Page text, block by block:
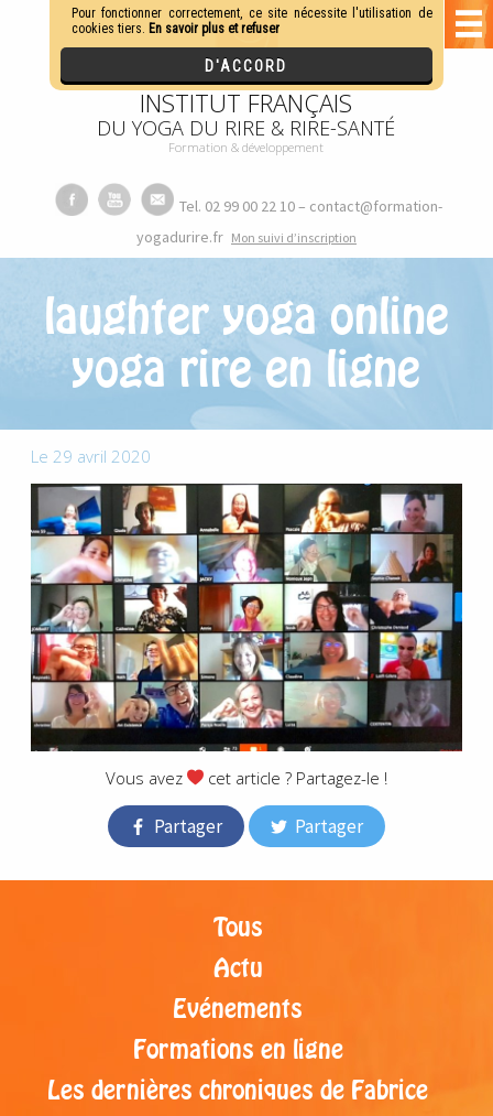
INSTITUT FRANÇAIS
DU YOGA DU RIRE & RIRE-SANTÉ
Formation & développement
Tel. 02 99 00 22 10 – contact@formation-
yogadurire.fr Mon suivi d’inscription
laughter yoga online
yoga rire en ligne
Le 29 avril 2020
Vous avez cet article ? Partagez-le !
Partager Partager
Tous
Actu
Evénements
Formations en ligne
Les dernières chroniques de Fabrice